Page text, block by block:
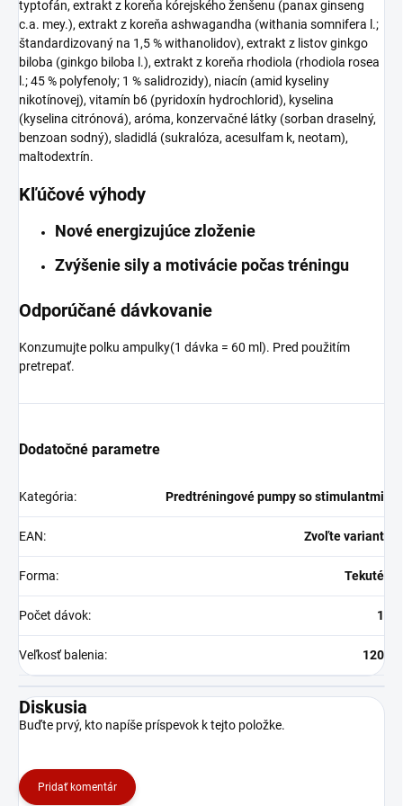
typtofán, extrakt z koreňa kórejského ženšenu (panax ginseng
c.a. mey.), extrakt z koreňa ashwagandha (withania somnifera l.;
štandardizovaný na 1,5 % withanolidov), extrakt z listov ginkgo
biloba (ginkgo biloba l.), extrakt z koreňa rhodiola (rhodiola rosea
l.; 45 % polyfenoly; 1 % salidrozidy), niacín (amid kyseliny
nikotínovej), vitamín b6 (pyridoxín hydrochlorid), kyselina
(kyselina citrónová), aróma, konzervačné látky (sorban draselný,
benzoan sodný), sladidlá (sukralóza, acesulfam k, neotam),
maltodextrín.
Kľúčové výhody
Nové energizujúce zloženie
Zvýšenie sily a motivácie počas tréningu
Odporúčané dávkovanie
Konzumujte polku ampulky(1 dávka = 60 ml). Pred použitím
pretrepať.
Dodatočné parametre
Kategória: Predtréningové pumpy so stimulantmi
EAN: Zvoľte variant
Forma: Tekuté
Počet dávok: 1
Veľkosť balenia: 120
Diskusia
Buďte prvý, kto napíše príspevok k tejto položke.
Pridať komentár